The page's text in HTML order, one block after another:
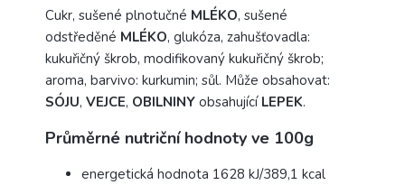
Cukr, sušené plnotučné MLÉKO, sušené
odstředěné MLÉKO, glukóza, zahušťovadla:
kukuřičný škrob, modifikovaný kukuřičný škrob;
aroma, barvivo: kurkumin; sůl. Může obsahovat:
SÓJU, VEJCE, OBILNINY obsahující LEPEK.
Průměrné nutriční hodnoty ve 100g
energetická hodnota 1628 kJ/389,1 kcal